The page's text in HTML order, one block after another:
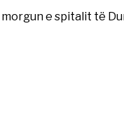
e spitalit të